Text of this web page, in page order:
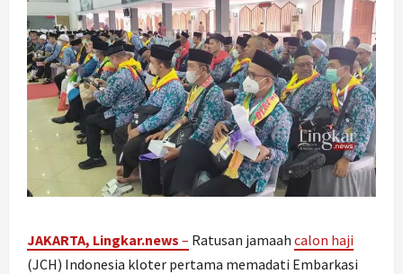
JAKARTA, Lingkar.news – Ratusan jamaah calon haji
(JCH) Indonesia kloter pertama memadati Embarkasi